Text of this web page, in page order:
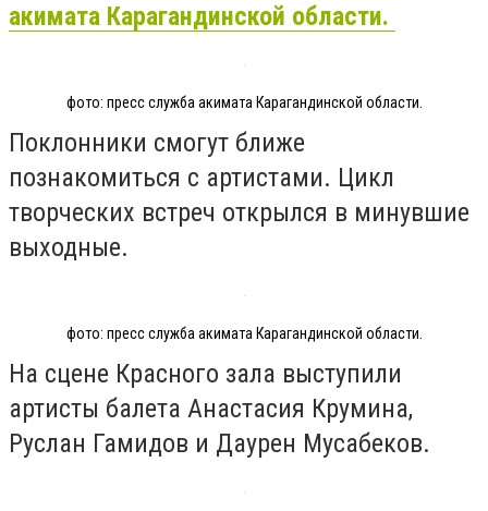
акимата Карагандинской области.
фото: пресс служба акимата Карагандинской области.
Поклонники смогут ближе
познакомиться с артистами. Цикл
творческих встреч открылся в минувшие
выходные.
фото: пресс служба акимата Карагандинской области.
На сцене Красного зала выступили
артисты балета Анастасия Крумина,
Руслан Гамидов и Даурен Мусабеков.